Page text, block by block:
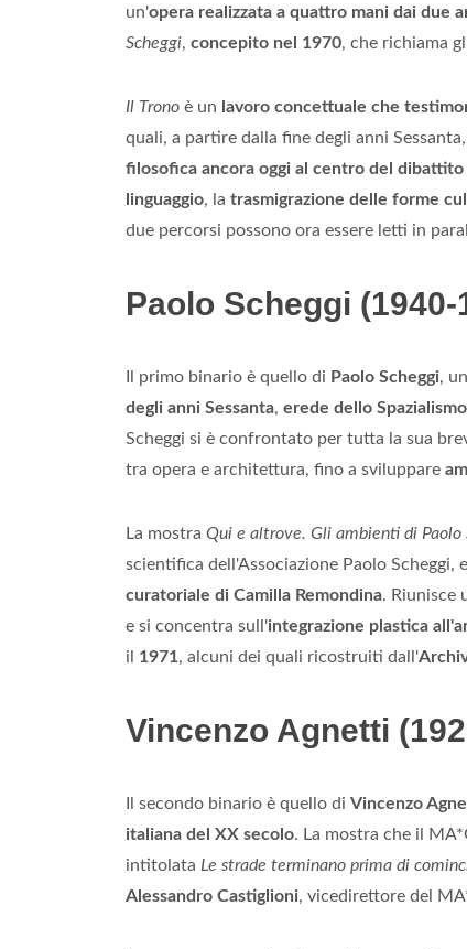
un'opera realizzata a quattro mani dai due
Scheggi, concepito nel 1970, che richiama
Il Trono è un lavoro concettuale che
quali, a partire dalla fine degli anni
filosofica ancora oggi al centro del
linguaggio, la trasmigrazione delle forme
due percorsi possono ora essere letti in
Paolo Scheggi
Il primo binario è quello di Paolo Scheggi,
degli anni Sessanta, erede dello Spazialismo
Scheggi si è confrontato per tutta la sua
tra opera e architettura, fino a sviluppare
La mostra Qui e altrove. Gli ambienti di
scientifica dell'Associazione Paolo Scheggi,
curatoriale di Camilla Remondina. Riunisce
e si concentra sull'integrazione plastica
il 1971, alcuni dei quali ricostruiti dall'
Vincenzo Agnetti
Il secondo binario è quello di Vincenzo
italiana del XX secolo. La mostra che il
intitolata Le strade terminano prima di
Alessandro Castiglioni, vicedirettore del